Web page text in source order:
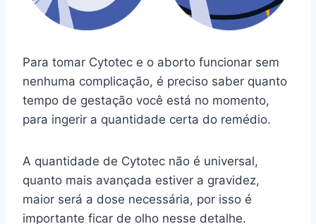
Para tomar Cytotec e o aborto funcionar sem
nenhuma complicação, é preciso saber quanto
tempo de gestação você está no momento,
para ingerir a quantidade certa do remédio.
A quantidade de Cytotec não é universal,
quanto mais avançada estiver a gravidez,
maior será a dose necessária, por isso é
importante ficar de olho nesse detalhe.